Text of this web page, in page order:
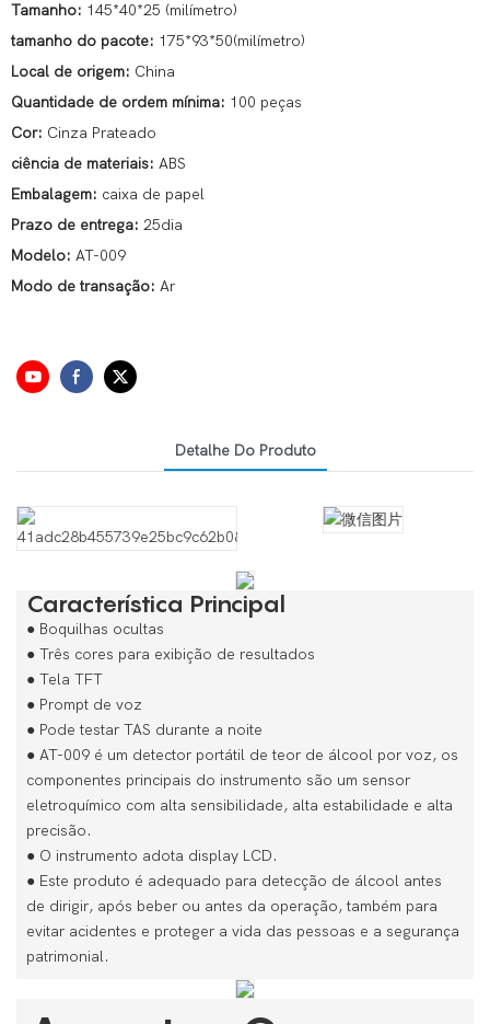
Tamanho: 145*40*25 (milímetro)
tamanho do pacote: 175*93*50(milímetro)
Local de origem: China
Quantidade de ordem mínima: 100 peças
Cor: Cinza Prateado
ciência de materiais: ABS
Embalagem: caixa de papel
Prazo de entrega: 25dia
Modelo: AT-009
Modo de transação: Ar
Detalhe Do Produto
Característica Principal
● Boquilhas ocultas
● Três cores para exibição de resultados
● Tela TFT
● Prompt de voz
● Pode testar TAS durante a noite
● AT-009 é um detector portátil de teor de álcool por voz, os
componentes principais do instrumento são um sensor
eletroquímico com alta sensibilidade, alta estabilidade e alta
precisão.
● O instrumento adota display LCD.
● Este produto é adequado para detecção de álcool antes
de dirigir, após beber ou antes da operação, também para
evitar acidentes e proteger a vida das pessoas e a segurança
patrimonial.